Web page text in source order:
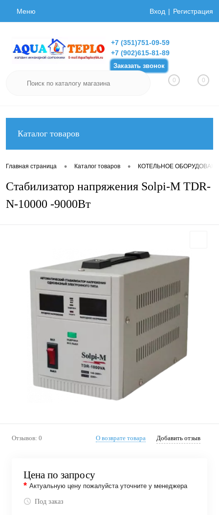
Меню Вход Регистрация
+7 (351)751-09-59
+7 (902)615-81-89
Заказать звонок
0 0
Каталог товаров
Главная страница • Каталог товаров • КОТЕЛЬНОЕ
Стабилизатор напряжения Solpi-M TDR-
N-10000 -9000Вт
Отзывов: 0 О возврате товара Добавить отзыв
Цена по запросу
* Актуальную цену пожалуйста уточните у менеджера
Под заказ